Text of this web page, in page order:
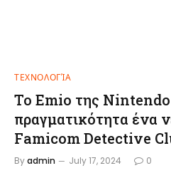
ΤΕΧΝΟΛΟΓΊΑ
Το Emio της Nintendo
πραγματικότητα ένα
Famicom Detective
Byadmin July 17, 2024 0